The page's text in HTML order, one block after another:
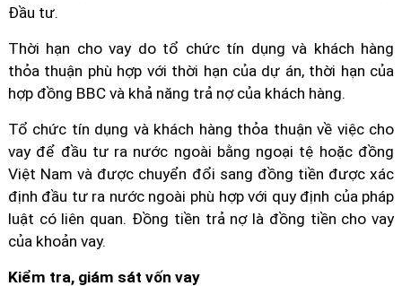
Đầu tư.
Thời hạn cho vay do tổ chức tín dụng và khách hàng
thỏa thuận phù hợp với thời hạn của dự án, thời hạn của
hợp đồng BBC và khả năng trả nợ của khách hàng.
Tổ chức tín dụng và khách hàng thỏa thuận về việc cho
vay để đầu tư ra nước ngoài bằng ngoại tệ hoặc đồng
Việt Nam và được chuyển đổi sang đồng tiền được xác
định đầu tư ra nước ngoài phù hợp với quy định của pháp
luật có liên quan. Đồng tiền trả nợ là đồng tiền cho vay
của khoản vay.
Kiểm tra, giám sát vốn vay